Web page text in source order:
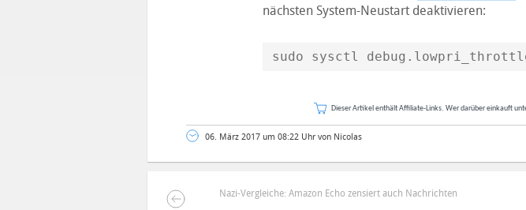
nächsten System-Neustart deaktivieren:
sudo sysctl
Dieser Artikel enthält Affiliate-Links. Wer darüber einkauft
06. März 2017 um 08:22 Uhr von Nicolas
Nazi-Vergleiche: Amazon Echo zensiert auch Nachrichten